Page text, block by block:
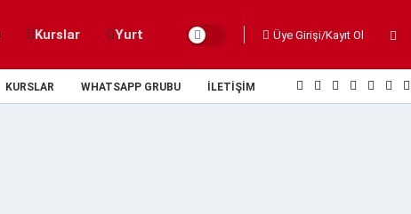
Kurslar Yurt Üye Girişi/Kayıt Ol
KURSLAR WHATSAPP GRUBU İLETIŞIM